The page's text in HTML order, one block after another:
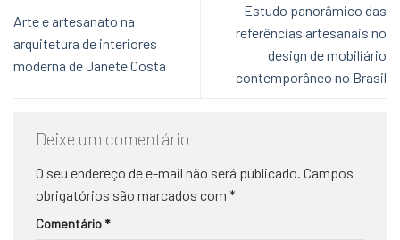
Arte e artesanato na
arquitetura de interiores
moderna de Janete Costa
Estudo panorâmico das
referências artesanais no
design de mobiliário
contemporâneo no Brasil
Deixe um comentário
O seu endereço de e-mail não será publicado. Campos
obrigatórios são marcados com *
Comentário *